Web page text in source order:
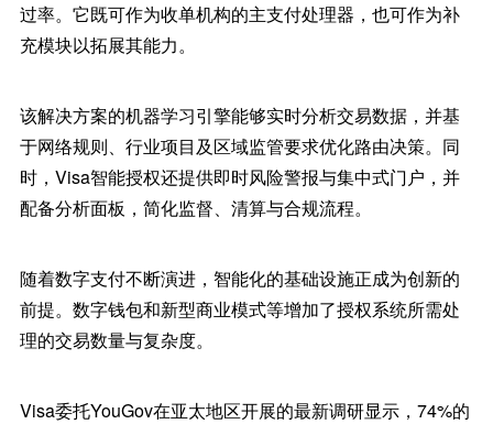
过率。它既可作为收单机构的主支付处理器，也可作为补
充模块以拓展其能力。
该解决方案的机器学习引擎能够实时分析交易数据，并基
于网络规则、行业项目及区域监管要求优化路由决策。同
时，Visa智能授权还提供即时风险警报与集中式门户，并
配备分析面板，简化监督、清算与合规流程。
随着数字支付不断演进，智能化的基础设施正成为创新的
前提。数字钱包和新型商业模式等增加了授权系统所需处
理的交易数量与复杂度。
Visa委托YouGov在亚太地区开展的最新调研显示，74%的